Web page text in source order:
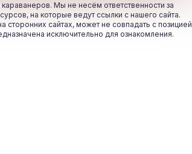
Мы не несём ответственности за
на которые ведут ссылки с нашего сайта.
сайтах, может не совпадать с позицией
исключительно для ознакомления.